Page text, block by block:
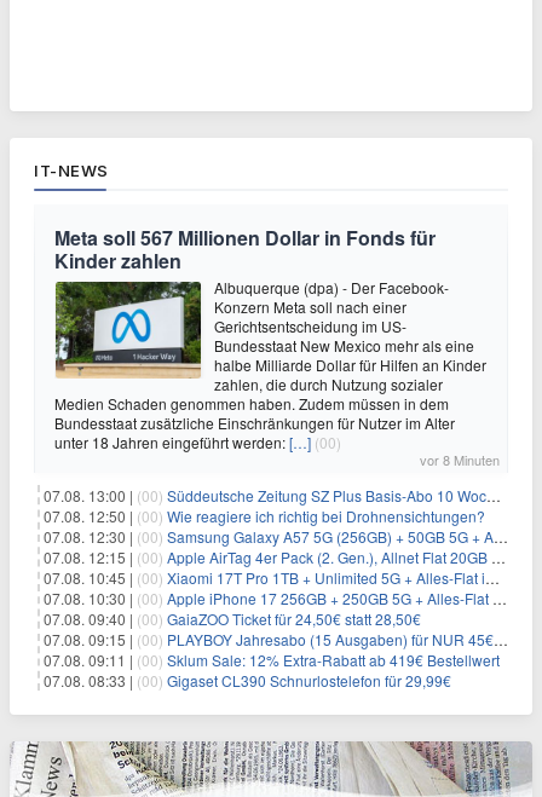
IT-NEWS
Meta soll 567 Millionen Dollar in Fonds für
Kinder zahlen
Albuquerque (dpa) - Der Facebook-
Konzern Meta soll nach einer
Gerichtsentscheidung im US-
Bundesstaat New Mexico mehr als eine
halbe Milliarde Dollar für Hilfen an Kinder
zahlen, die durch Nutzung sozialer
Medien Schaden genommen haben. Zudem müssen in dem
Bundesstaat zusätzliche Einschränkungen für Nutzer im Alter
unter 18 Jahren eingeführt werden:[…] (00)
vor 8 Minuten
07.08. 13:00 | (00) Süddeutsche Zeitung SZ Plus Basis-Abo 10 Wochen für 10€
07.08. 12:50 | (00) Wie reagiere ich richtig bei Drohnensichtungen?
07.08. 12:30 | (00) Samsung Galaxy A57 5G (256GB) + 50GB 5G + Alles-Flat im Vodafone-Netz für 19,99€/Monat – eff. 2,36€/Monat
07.08. 12:15 | (00) Apple AirTag 4er Pack (2. Gen.), Allnet Flat 20GB 5G im Telekom-Netz für 14,99€/Monat – eff. 2,07€/Monat
07.08. 10:45 | (00) Xiaomi 17T Pro 1TB + Unlimited 5G + Alles-Flat im o2 Netz für 29,99€/Monat – eff. 1,15€/Monat
07.08. 10:30 | (00) Apple iPhone 17 256GB + 250GB 5G + Alles-Flat im Telekom-Netz für 34€/Monat – eff. 6,29€/Monat
07.08. 09:40 | (00) GaiaZOO Ticket für 24,50€ statt 28,50€
07.08. 09:15 | (00) PLAYBOY Jahresabo (15 Ausgaben) für NUR 45€ (statt 198€)
07.08. 09:11 | (00) Sklum Sale: 12% Extra-Rabatt ab 419€ Bestellwert
07.08. 08:33 | (00) Gigaset CL390 Schnurlostelefon für 29,99€